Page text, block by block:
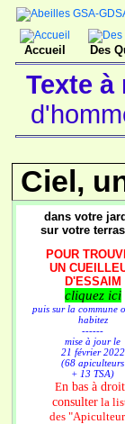
Accueil Des
Texte à
Ciel,
dans votre
sur votre
POUR
UN
D'ESSAIM
cliquez ici
puis sur la commune
habitez
------
mise à jour le
21 février 2022
(68 apiculteurs
+ 13 TSA)
En bas à
consulter la
des